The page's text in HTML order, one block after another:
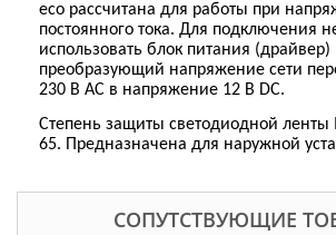
eco рассчитана для работы при
постоянного тока. Для подключения
использовать блок питания (драйвер)
преобразующий напряжение сети
230 В АС в напряжение 12 В DC.
Степень защиты светодиодной ленты
65. Предназначена для наружной
СОПУТСТВУЮЩИЕ